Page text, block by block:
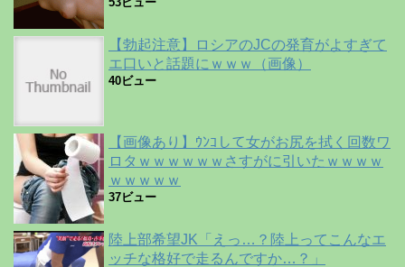
【勃起注意】ロシアのJCの発育がよすぎて
エ口いと話題にｗｗｗ（画像）
40ビュー
【画像あり】ｳﾝｺして女がお尻を拭く回数ワ
ロタｗｗｗｗｗｗさすがに引いたｗｗｗｗ
ｗｗｗｗｗ
37ビュー
陸上部希望JK「えっ…？陸上ってこんなエ
ッチな格好で走るんですか…？」